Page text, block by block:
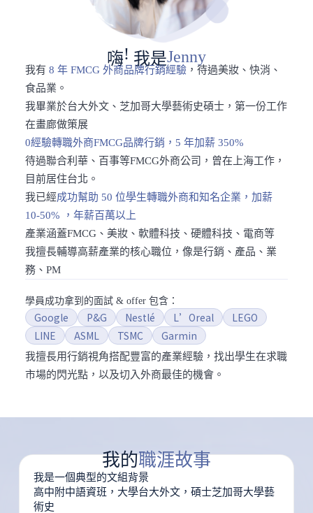
嗨! 我是Jenny
我有 8 年 FMCG 外商品牌⾏銷經驗 ，待過美妝、快消、
⻝品業。
我畢業於台⼤外⽂、芝加哥⼤學藝術史碩士，第⼀份⼯作
在畫廊做策展
0經驗轉職外商FMCG品牌行銷，5 年加薪 350%
待過聯合利華、百事等FMCG外商公司，曾在上海工作，
⽬前居住台北。
我已經成功幫助 50 位學生轉職外商和知名企業，加薪
10-50% ，年薪百萬以上
產業涵蓋FMCG、美妝、軟體科技、硬體科技、電商等
我擅長輔導高薪產業的核心職位，像是行銷、產品、業
務、PM
學員成功拿到的面試 & offer 包含：
Google P&G Nestlé L’Oreal
LEGO
LINE
ASML TSMC Garmin
我擅長用行銷視角搭配豐富的產業經驗，找出學生在求職
市場的閃光點，以及切入外商最佳的機會。
我的職涯故事
我是一個典型的文組背景
高中附中語資班，⼤學台⼤外⽂，碩士芝加哥⼤學藝
術史